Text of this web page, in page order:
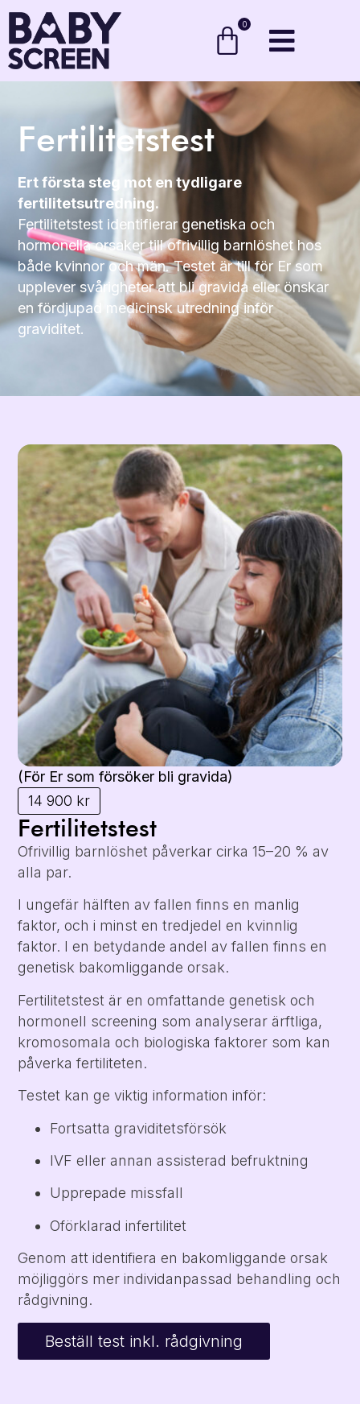
0
Fertilitetstest
Ert första steg mot en tydligare
fertilitetsutredning.
Fertilitetstest identifierar genetiska och
hormonella orsaker till ofrivillig barnlöshet hos
både kvinnor och män. Testet är till för Er som
upplever svårigheter att bli gravida eller önskar
en fördjupad medicinsk utredning inför
graviditet.
(För Er som försöker bli gravida)
14 900 kr
Fertilitetstest
Ofrivillig barnlöshet påverkar cirka 15–20 % av
alla par.
I ungefär hälften av fallen finns en manlig
faktor, och i minst en tredjedel en kvinnlig
faktor. I en betydande andel av fallen finns en
genetisk bakomliggande orsak.
Fertilitetstest är en omfattande genetisk och
hormonell screening som analyserar ärftliga,
kromosomala och biologiska faktorer som kan
påverka fertiliteten.
Testet kan ge viktig information inför:
Fortsatta graviditetsförsök
IVF eller annan assisterad befruktning
Upprepade missfall
Oförklarad infertilitet
Genom att identifiera en bakomliggande orsak
möjliggörs mer individanpassad behandling och
rådgivning.
Beställ test inkl. rådgivning